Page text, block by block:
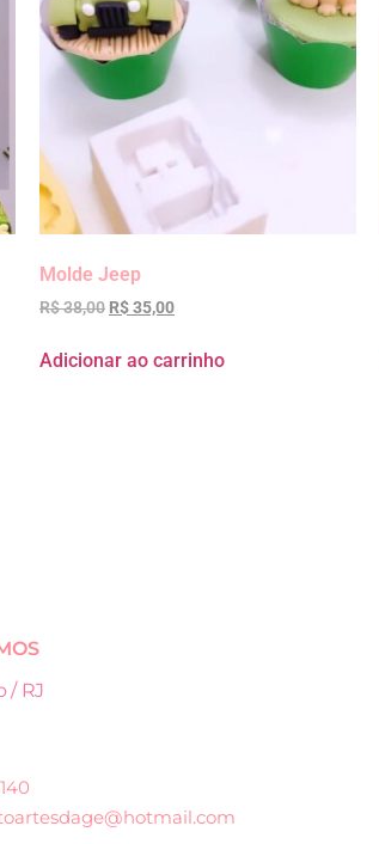
Molde Jeep
R$38,00 R$35,00
Adicionar ao carrinho
/ RJ